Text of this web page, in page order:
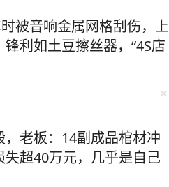
被音响金属网格刮伤，上
利如土豆擦丝器，“4S店
老板：14副成品棺材冲
超40万元，几乎是自己